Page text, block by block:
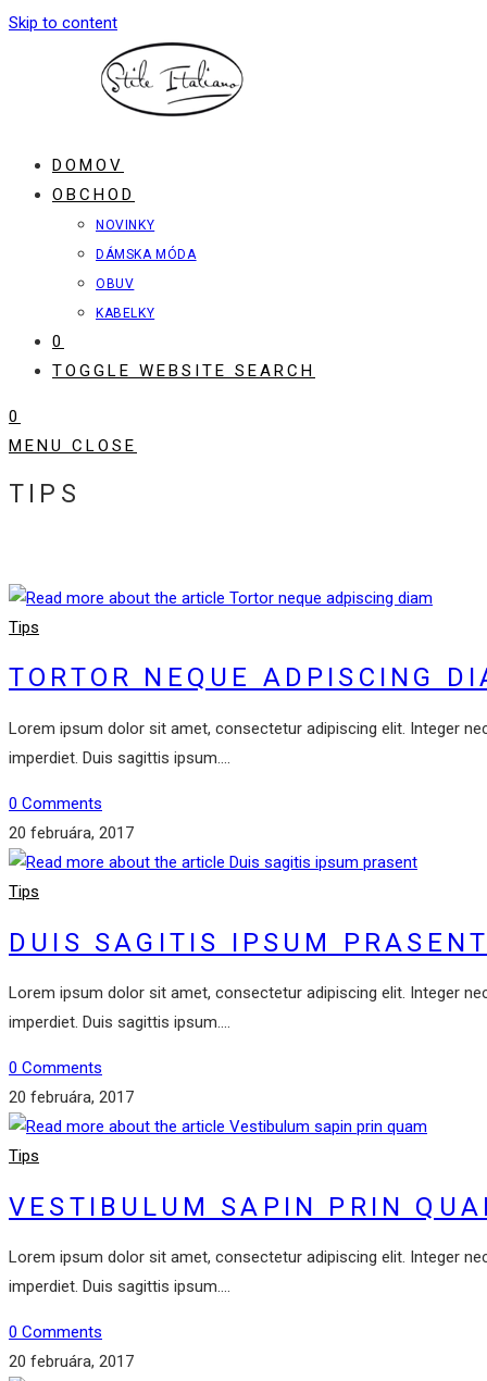
Skip to content
DOMOV
OBCHOD
NOVINKY
DÁMSKA MÓDA
OBUV
KABELKY
0
TOGGLE WEBSITE SEARCH
0
MENU
CLOSE
TIPS
Tips
TORTOR NEQUE ADPISCING
Lorem ipsum dolor sit amet, consectetur adipiscing elit. Integer
imperdiet. Duis sagittis ipsum.…
0 Comments
20 februára, 2017
Tips
DUIS SAGITIS IPSUM
Lorem ipsum dolor sit amet, consectetur adipiscing elit. Integer
imperdiet. Duis sagittis ipsum.…
0 Comments
20 februára, 2017
Tips
VESTIBULUM SAPIN PRIN
Lorem ipsum dolor sit amet, consectetur adipiscing elit. Integer
imperdiet. Duis sagittis ipsum.…
0 Comments
20 februára, 2017